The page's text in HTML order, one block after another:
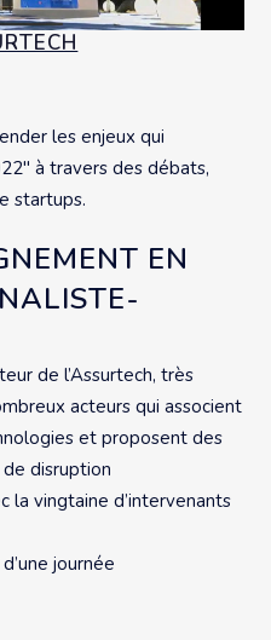
les enjeux qui
à travers des débats,
startups.
EN
de l’Assurtech, très
acteurs qui associent
et proposent des
disruption
la vingtaine d’intervenants
journée